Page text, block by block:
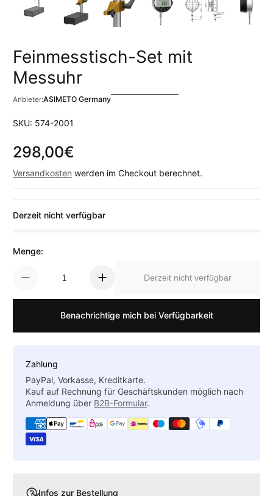
Feinmesstisch-Set mit
Messuhr
Anbieter:ASIMETO Germany
SKU: 574-2001
Regulärer Preis
298,00€
Versandkosten werden im Checkout berechnet.
Derzeit nicht verfügbar
Menge:
Derzeit nicht verfügbar
Benachrichtige mich bei Verfügbarkeit
Zahlung
PayPal, Vorkasse, Kreditkarte.
Kauf auf Rechnung für Geschäftskunden möglich nach
Anmeldung über B2B-Formular.
Infos zur Bestellung